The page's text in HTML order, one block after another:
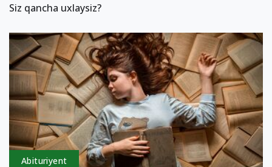
Siz qancha uxlaysiz?
Abituriyent